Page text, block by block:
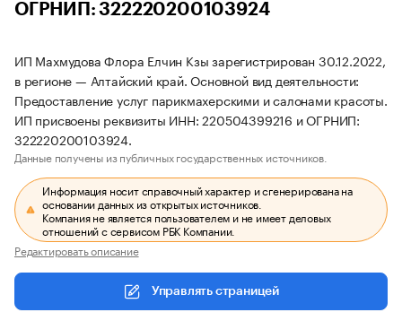
ОГРНИП: 322220200103924
ИП Махмудова Флора Елчин Кзы зарегистрирован 30.12.2022,
в регионе — Алтайский край. Основной вид деятельности:
Предоставление услуг парикмахерскими и салонами красоты.
ИП присвоены реквизиты ИНН: 220504399216 и ОГРНИП:
322220200103924.
Данные получены из публичных государственных источников.
Информация носит справочный характер и сгенерирована на
основании данных из открытых источников.
Компания не является пользователем и не имеет деловых
отношений с сервисом РБК Компании.
Редактировать описание
Управлять страницей